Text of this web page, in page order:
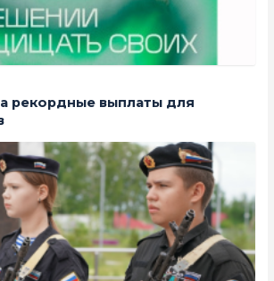
рекордные выплаты для